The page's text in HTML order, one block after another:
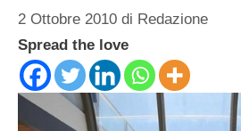
2 Ottobre 2010 di Redazione
Spread the love